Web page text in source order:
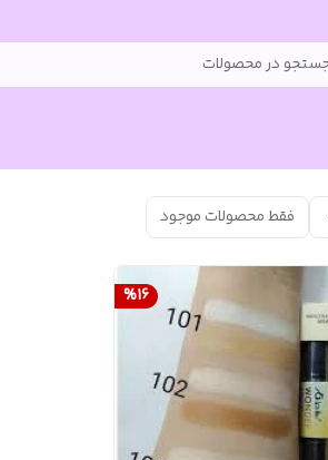
در محصولات
فقط محصولات موجود
%16